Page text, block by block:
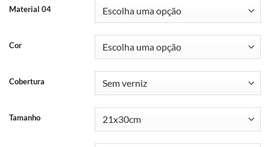
Material 04
Cor
Cobertura
Tamanho